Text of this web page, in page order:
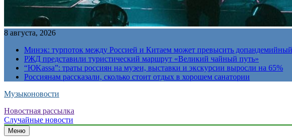
8 августа, 2026
Минэк: турпоток между Россией и Китаем может превысить
РЖД представили туристический маршрут «Великий чайный путь»
“ЮKassa”: траты россиян на музеи, выставки и экскурсии выросли на 65%
Россиянам рассказали, сколько стоит отдых в хорошем санатории
Музыконовости
Новостная рассылка
Случайные новости
Меню